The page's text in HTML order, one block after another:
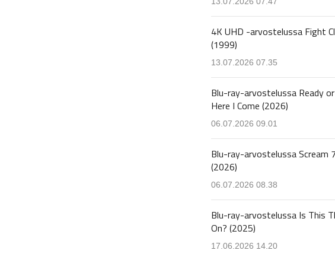
4K UHD -arvostelussa Fight
(1999)
13.07.2026 07.35
Blu-ray-arvostelussa Ready
Here I Come (2026)
06.07.2026 09.01
Blu-ray-arvostelussa Scream
(2026)
06.07.2026 08.38
Blu-ray-arvostelussa Is This
On? (2025)
17.06.2026 14.20